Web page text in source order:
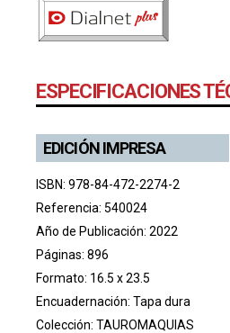
ESPECIFICACIONES
EDICIÓN IMPRESA
ISBN: 978-84-472-2274-2
Referencia: 540024
Año de Publicación: 2022
Páginas: 896
Formato: 16.5 x 23.5
Encuadernación: Tapa dura
Colección: TAUROMAQUIAS